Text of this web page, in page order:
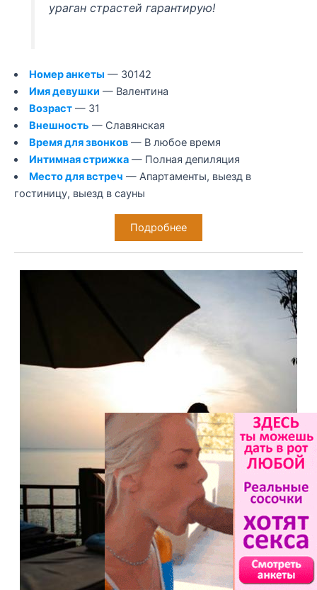
ураган страстей гарантирую!
Номер анкеты — 30142
Имя девушки — Валентина
Возраст— 31
Внешность — Славянская
Время для звонков— В любое время
Интимная стрижка— Полная депиляция
Место для встреч — Апартаменты, выезд в
гостиницу, выезд в сауны
Подробнее